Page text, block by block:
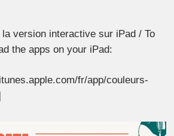
version interactive sur iPad / To
the apps on your iPad:
fr/app/couleurs-